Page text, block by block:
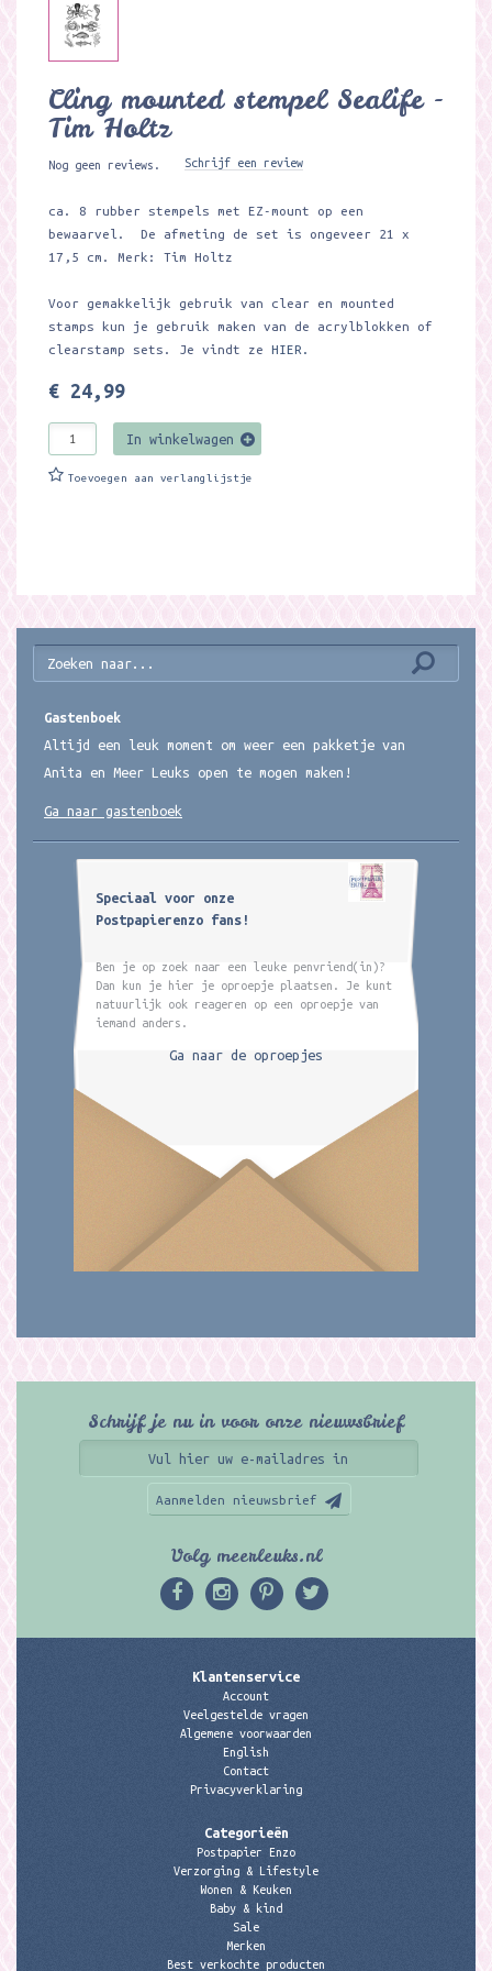
Cling mounted stempel Sealife -
Tim Holtz
Nog geen reviews. Schrijf een review
ca. 8 rubber stempels met EZ-mount op een
bewaarvel. De afmeting de set is ongeveer 21 x
17,5 cm. Merk: Tim Holtz
Voor gemakkelijk gebruik van clear en mounted
stamps kun je gebruik maken van de acrylblokken of
clearstamp sets. Je vindt ze HIER.
€ 24,99
In winkelwagen
Toevoegen aan verlanglijstje
Gastenboek
Altijd een leuk moment om weer een pakketje van
Anita en Meer Leuks open te mogen maken!
Ga naar gastenboek
Speciaal voor onze
Postpapierenzo fans!
Ben je op zoek naar een leuke penvriend(in)?
Dan kun je hier je oproepje plaatsen. Je kunt
natuurlijk ook reageren op een oproepje van
iemand anders.
Ga naar de oproepjes
Schrijf je nu in voor onze nieuwsbrief
Aanmelden nieuwsbrief
Volg meerleuks.nl
Klantenservice
Account
Veelgestelde vragen
Algemene voorwaarden
English
Contact
Privacyverklaring
Categorieën
Postpapier Enzo
Verzorging & Lifestyle
Wonen & Keuken
Baby & kind
Sale
Merken
Best verkochte producten